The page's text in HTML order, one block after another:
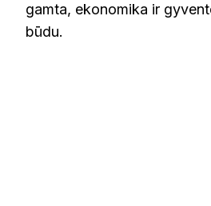
gamta, ekonomika ir
būdu.